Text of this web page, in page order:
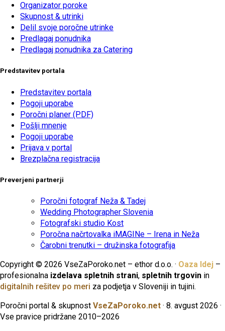
Organizator poroke
Skupnost & utrinki
Delil svoje poročne utrinke
Predlagaj ponudnika
Predlagaj ponudnika za Catering
Predstavitev portala
Predstavitev portala
Pogoji uporabe
Poročni planer (PDF)
Pošlji mnenje
Pogoji uporabe
Prijava v portal
Brezplačna registracija
Preverjeni partnerji
Poročni fotograf Neža & Tadej
Wedding Photographer Slovenia
Fotografski studio Kost
Poročna načrtovalka iMAGINe – Irena in Neža
Čarobni trenutki – družinska fotografija
Copyright © 2026 VseZaPoroko.net – ethor d.o.o. · Oaza Idej –
profesionalna izdelava spletnih strani, spletnih trgovin in
digitalnih rešitev po meri za podjetja v Sloveniji in tujini.
Poročni portal & skupnost VseZaPoroko.net · 8. avgust 2026 ·
Vse pravice pridržane 2010–2026